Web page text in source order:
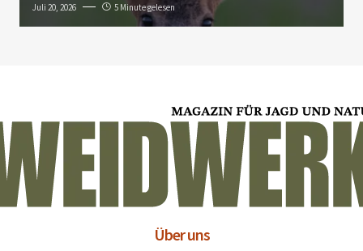
Juli 20, 2026 5 Minute gelesen
Über uns